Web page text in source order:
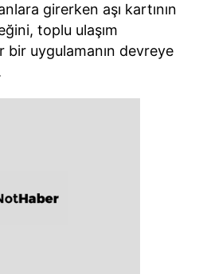
girerken aşı kartının
toplu ulaşım
bir uygulamanın devreye